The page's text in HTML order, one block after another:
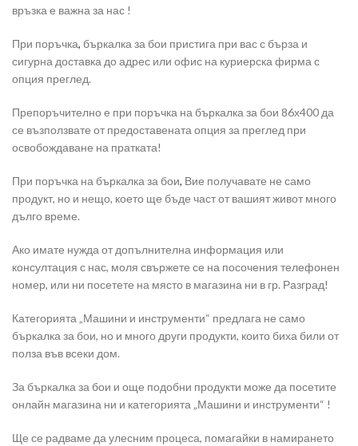
връзка е важна за нас !
При поръчка, бъркалка за бои пристига при вас с бърза и
сигурна доставка до адрес или офис на куриерска фирма с
опция преглед.
Препоръчително е при поръчка на бъркалка за бои 86х400 да
се възползвате от предоставената опция за преглед при
освобождаване на пратката!
При поръчка на бъркалка за бои, Вие получавате не само
продукт, но и нещо, което ще бъде част от вашият живот много
дълго време.
Ако имате нужда от допълнителна информация или
консултация с нас, моля свържете се на посочения телефонен
номер, или ни посетете на място в магазина ни в гр. Разград!
Категорията „Машини и инструменти“ предлага не само
бъркалка за бои, но и много други продукти, които биха били от
полза във всеки дом.
За бъркалка за бои и още подобни продукти може да посетите
онлайн магазина ни и категорията „Машини и инструменти“ !
Ще се радваме да улесним процеса, помагайки в намирането